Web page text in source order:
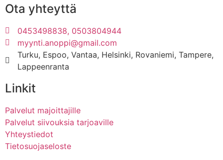
Ota yhteyttä
0453498838, 0503804944
myynti.anoppi@gmail.com
Turku, Espoo, Vantaa, Helsinki, Rovaniemi, Tampere,
Lappeenranta
Linkit
Palvelut majoittajille
Palvelut siivouksia tarjoaville
Yhteystiedot
Tietosuojaseloste